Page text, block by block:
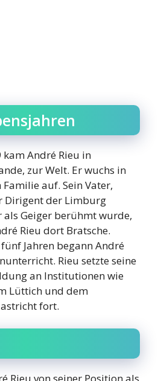
André Rieu in
zur Welt. Er wuchs in
auf. Sein Vater,
Dirigent der Limburg
als Geiger berühmt wurde,
Rieu dort Bratsche.
Jahren begann André
Rieu setzte seine
an Institutionen wie
Lüttich und dem
fort.